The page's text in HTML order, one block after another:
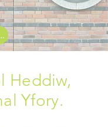
Mwy
Heddiw,
Yfory.